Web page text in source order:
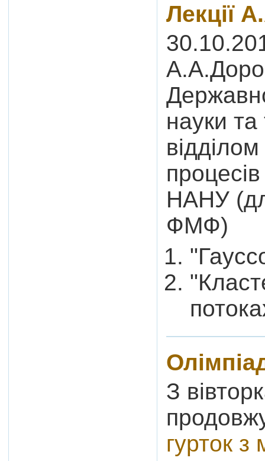
Лекції
науки та
НАНУ
ФМФ)
З
гурток з